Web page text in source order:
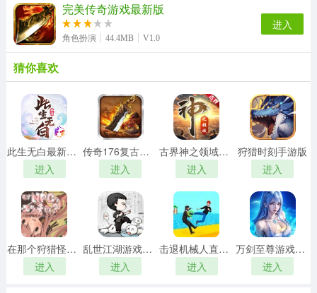
完美传奇游戏最新版
角色扮演 44.4MB V1.0
进入
猜你喜欢
此生无白最新免费版
进入
传奇176复古传奇免费版
进入
古界神之领域原版
进入
狩猎时刻手游版
进入
在那个狩猎怪兽的村子里游戏最新版
进入
乱世江湖游戏正版
进入
击退机械人直装游戏版
进入
万剑至尊游戏绿色版
进入